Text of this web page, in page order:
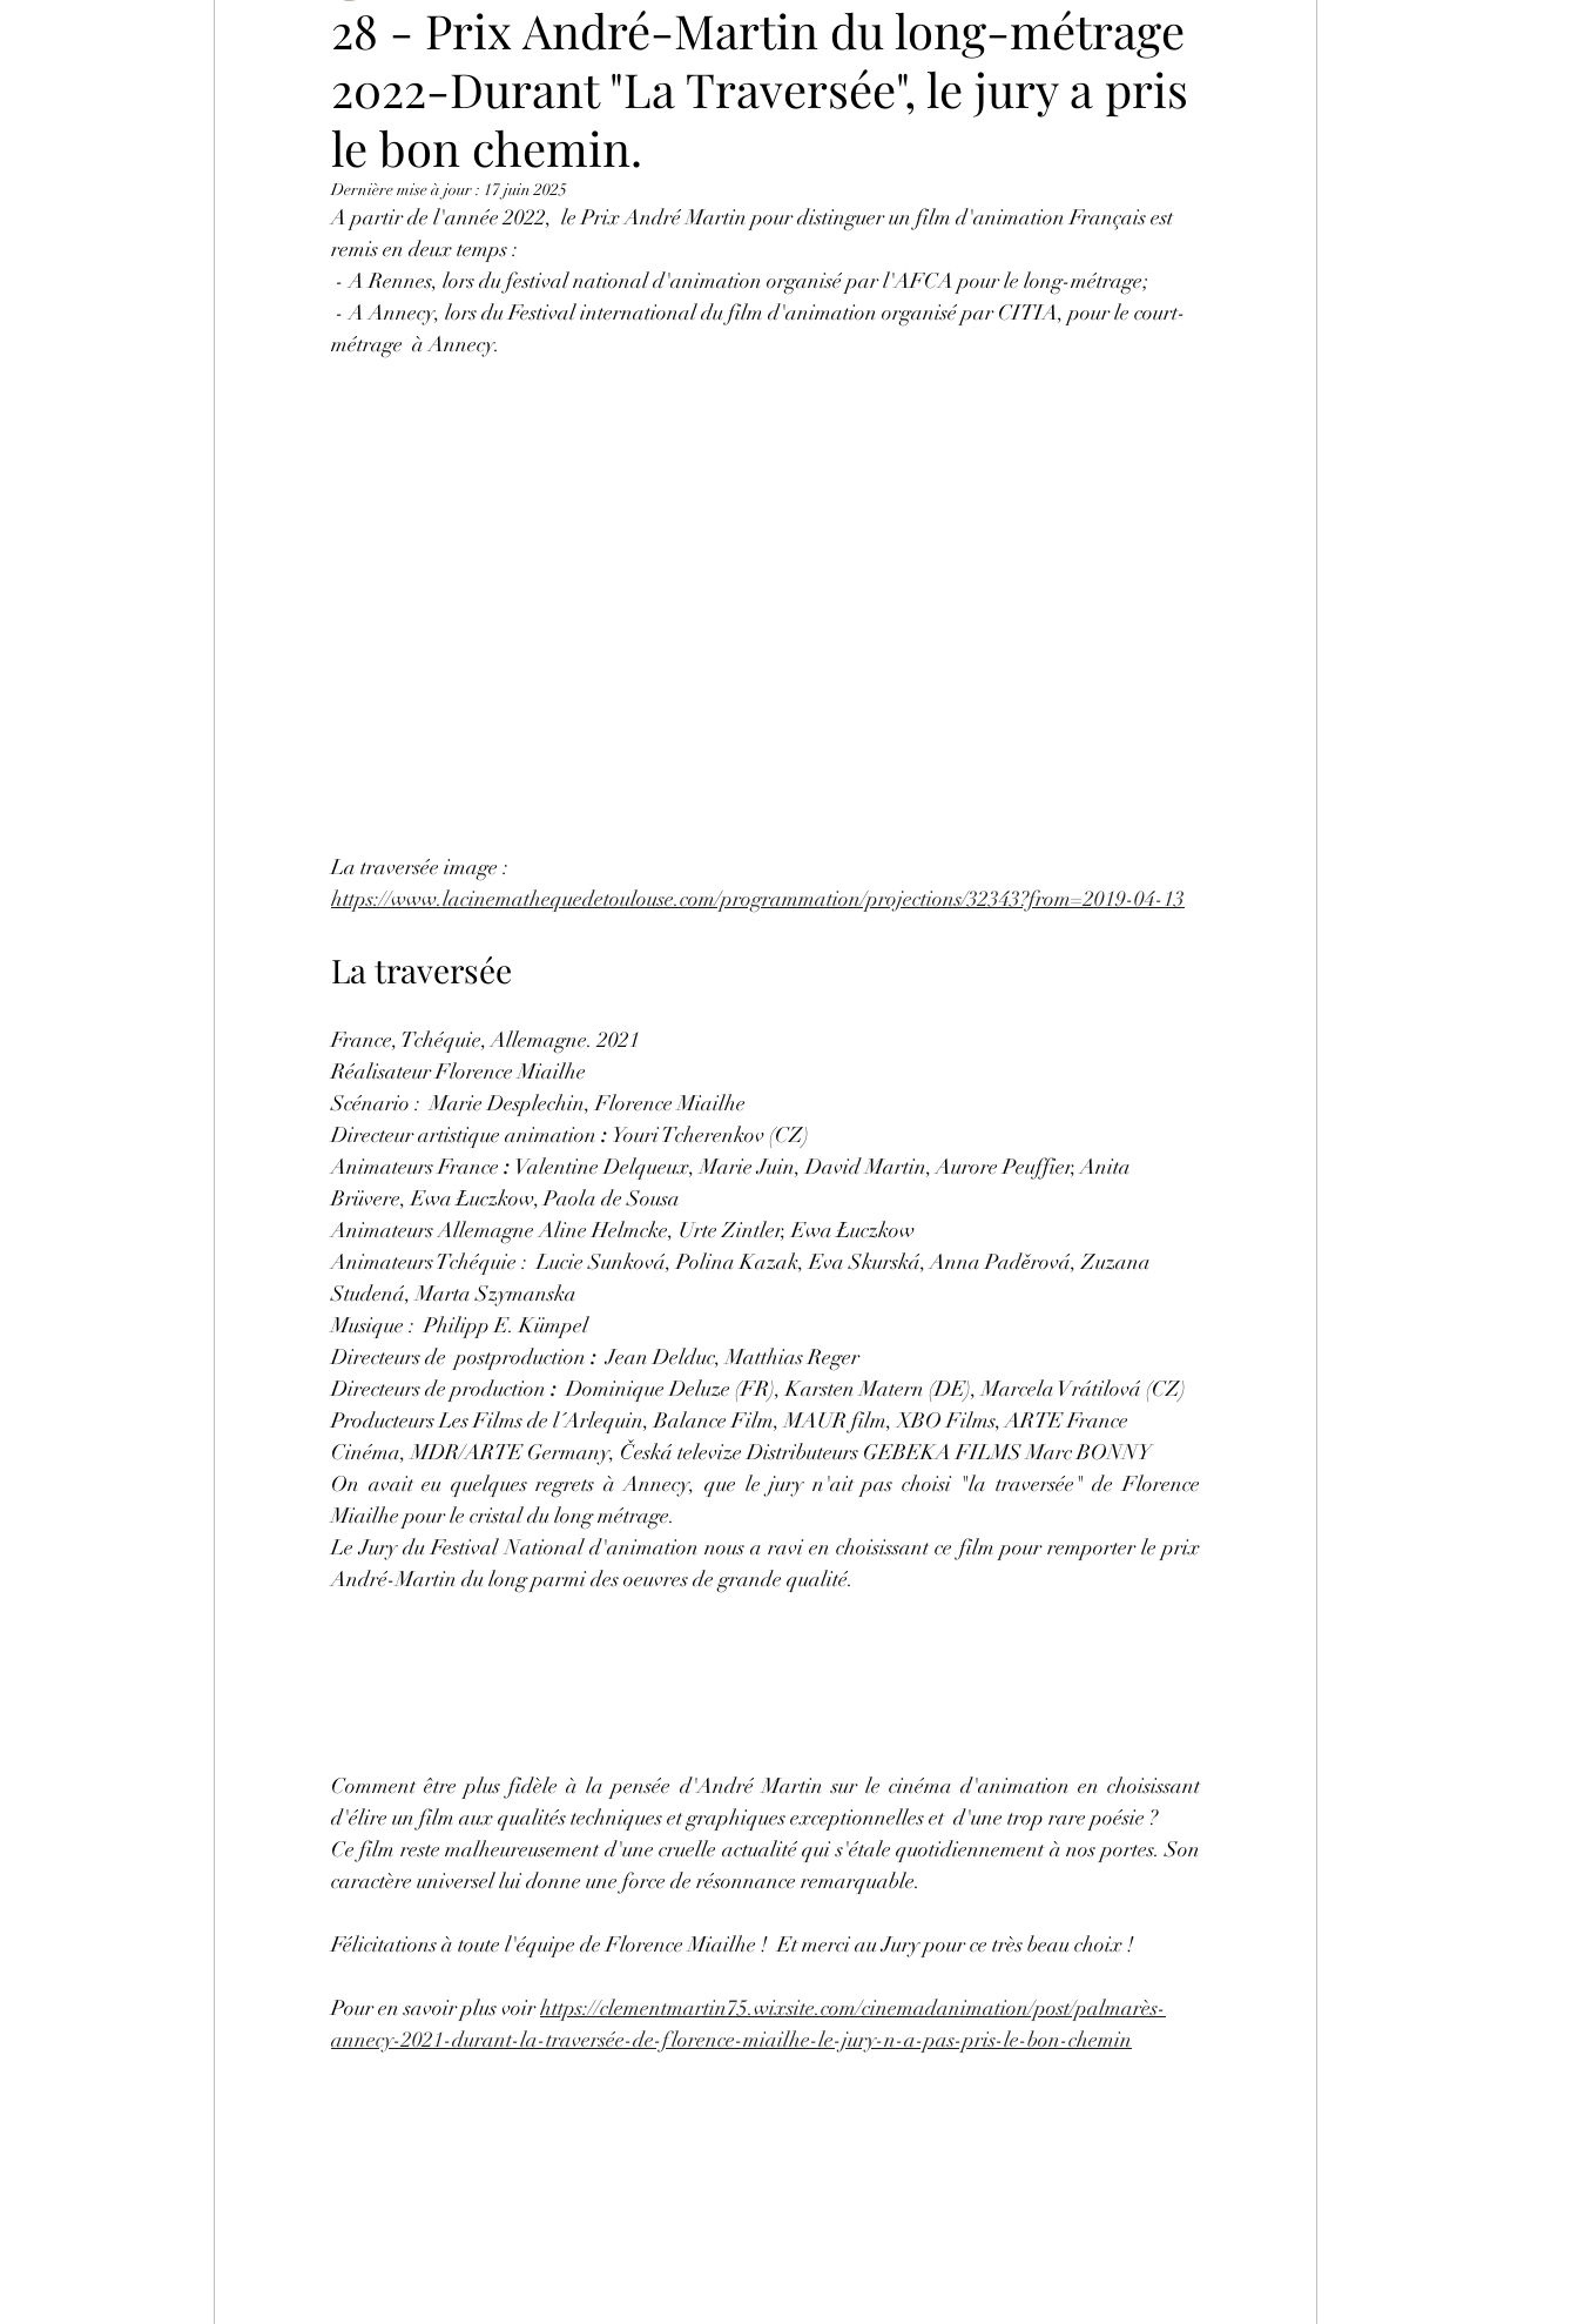
28 - Prix André-Martin du long-métrage
2022-Durant "La Traversée", le jury a pris
le bon chemin.
Dernière mise à jour : 17 juin 2025
A partir de l'année 2022,  le Prix André Martin pour distinguer un film d'animation Français est
remis en deux temps :
- A Rennes, lors du festival national d'animation organisé par l'AFCA pour le long-métrage;
métrage  à Annecy.
La traversée image :
https://www.lacinemathequedetoulouse.com/programmation/projections/32343?from=2019-04-13
La traversée
France, Tchéquie, Allemagne. 2021
Réalisateur Florence Miailhe
Scénario : Marie Desplechin, Florence Miailhe
Directeur artistique animation : Youri Tcherenkov (CZ)
Animateurs France : Valentine Delqueux, Marie Juin, David Martin, Aurore Peuffier, Anita
Brüvere, Ewa Łuczkow, Paola de Sousa
Animateurs Allemagne Aline Helmcke, Urte Zintler, Ewa Łuczkow
Animateurs Tchéquie :  Lucie Sunková, Polina Kazak, Eva Skurská, Anna Paděrová, Zuzana
Studená, Marta Szymanska
Musique : Philipp E. Kümpel
Directeurs de  postproduction : Jean Delduc, Matthias Reger
Directeurs de production : Dominique Deluze (FR), Karsten Matern (DE), Marcela Vrátilová (CZ)
Producteurs Les Films de l´Arlequin, Balance Film, MAUR film, XBO Films, ARTE France
Cinéma, MDR/ARTE Germany, Česká televize Distributeurs GEBEKA FILMS Marc BONNY
On avait eu quelques regrets à Annecy, que le jury n'ait pas choisi "la traversée" de Florence
Miailhe pour le cristal du long métrage.
Le Jury du Festival National d'animation nous a ravi en choisissant ce film pour remporter le prix
André-Martin du long parmi des oeuvres de grande qualité.
Comment être plus fidèle à la pensée d'André Martin sur le cinéma d'animation en choisissant
d'élire un film aux qualités techniques et graphiques exceptionnelles et  d'une trop rare poésie ?
Ce film reste malheureusement d'une cruelle actualité qui s'étale quotidiennement à nos portes. Son
caractère universel lui donne une force de résonnance remarquable.
Félicitations à toute l'équipe de Florence Miailhe !  Et merci au Jury pour ce très beau choix !
Pour en savoir plus voir https://clementmartin75.wixsite.com/cinemadanimation/post/palmarès-
annecy-2021-durant-la-traversée-de-florence-miailhe-le-jury-n-a-pas-pris-le-bon-chemin